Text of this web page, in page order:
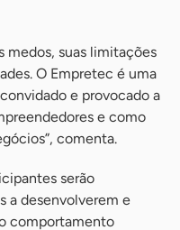
medos, suas limitações
O Empretec é uma
e provocado a
e como
comenta.
serão
a desenvolverem e
comportamento